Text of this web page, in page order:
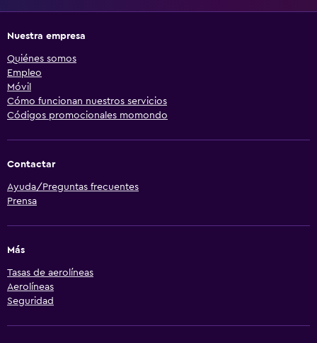
Nuestra empresa
Quiénes somos
Empleo
Móvil
Cómo funcionan nuestros servicios
Códigos promocionales momondo
Contactar
Ayuda/Preguntas frecuentes
Prensa
Más
Tasas de aerolíneas
Aerolíneas
Seguridad